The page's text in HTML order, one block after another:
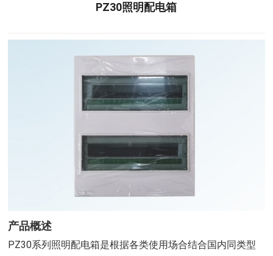
PZ30照明配电箱
产品概述
PZ30系列照明配电箱是根据各类使用场合结合国内同类型